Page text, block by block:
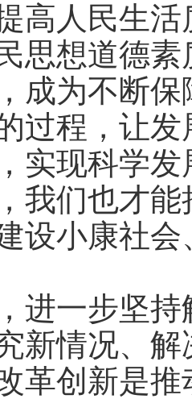
高人民生
思想道德
成为不断
过程，让
实现科学
我们也才
设小康社
一步坚持
新情况、
革创新是